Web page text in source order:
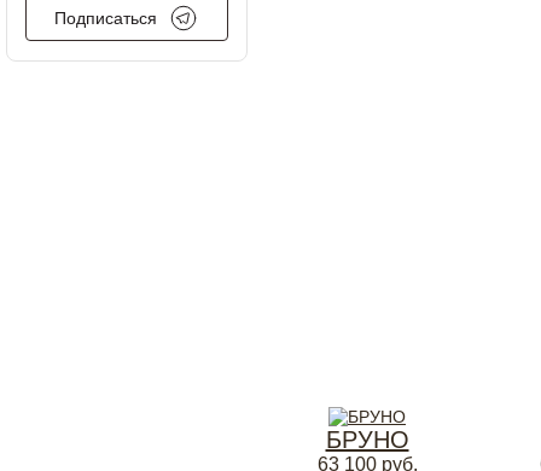
Подписаться
БРУНО
63 100 руб.